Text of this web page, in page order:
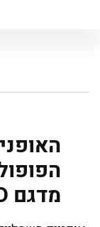
מדגם GOLD